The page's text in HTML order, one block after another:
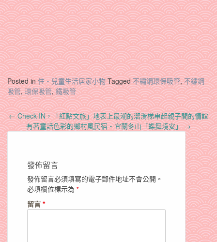
Posted in住‧兒童生活居家小物Tagged不鏽鋼環保吸管,不鏽鋼
吸管,環保吸管,鐵吸管
Post
navigation
←Check-IN，「紅點文旅」地表上最潮的溜滑梯串起親子間的情誼
有著童話色彩的鄉村風民宿‧宜蘭冬山「蝶舞境安」→
發佈留言
發佈留言必須填寫的電子郵件地址不會公開。
必填欄位標示為 *
留言 *